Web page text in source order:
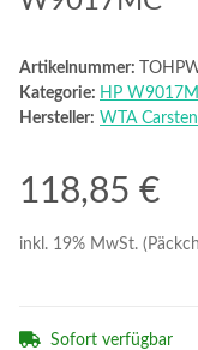
Artikelnummer:
Kategorie: HP
Hersteller: WTA
118,85 €
inkl. 19% MwSt.
Sofort verfügbar